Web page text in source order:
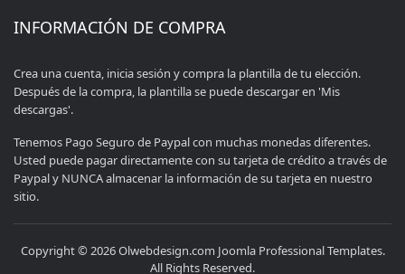
INFORMACIÓN DE COMPRA
Crea una cuenta, inicia sesión y compra la plantilla de tu elección.
Después de la compra, la plantilla se puede descargar en 'Mis
descargas'.
Tenemos Pago Seguro de Paypal con muchas monedas diferentes.
Usted puede pagar directamente con su tarjeta de crédito a través de
Paypal y NUNCA almacenar la información de su tarjeta en nuestro
sitio.
Copyright © 2026 Olwebdesign.com Joomla Professional Templates.
All Rights Reserved.